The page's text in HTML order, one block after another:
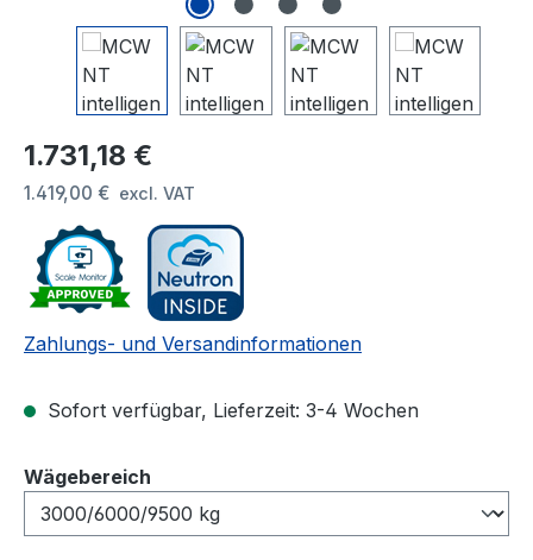
Regulärer Preis:
1.731,18 €
1.419,00 € excl. VAT
Zahlungs- und Versandinformationen
Sofort verfügbar, Lieferzeit: 3-4 Wochen
Wägebereich